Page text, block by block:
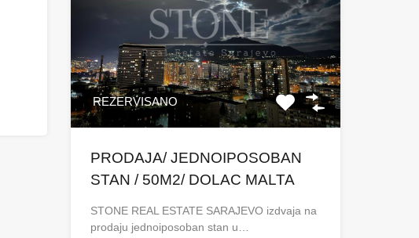
REZERVISANO
PRODAJA/ JEDNOIPOSOBAN
STAN / 50M2/ DOLAC MALTA
STONE REAL ESTATE SARAJEVO izdvaja na
prodaju jednoiposoban stan u…